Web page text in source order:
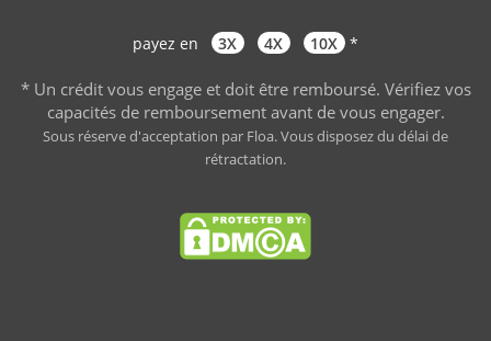
payez en 3X 4X 10X *
* Un crédit vous engage et doit être remboursé. Vérifiez vos
capacités de remboursement avant de vous engager.
Sous réserve d'acceptation par Floa. Vous disposez du délai de
rétractation.